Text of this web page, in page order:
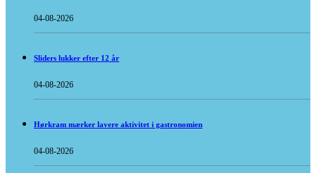
04-08-2026
Sliders lukker efter 12 år
04-08-2026
Hørkram mærker lavere aktivitet i gastronomien
04-08-2026